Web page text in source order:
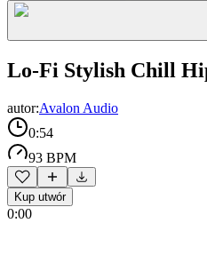
Lo-Fi Stylish Chill
autor:Avalon Audio
0:54
93 BPM
Kup utwór
0:00